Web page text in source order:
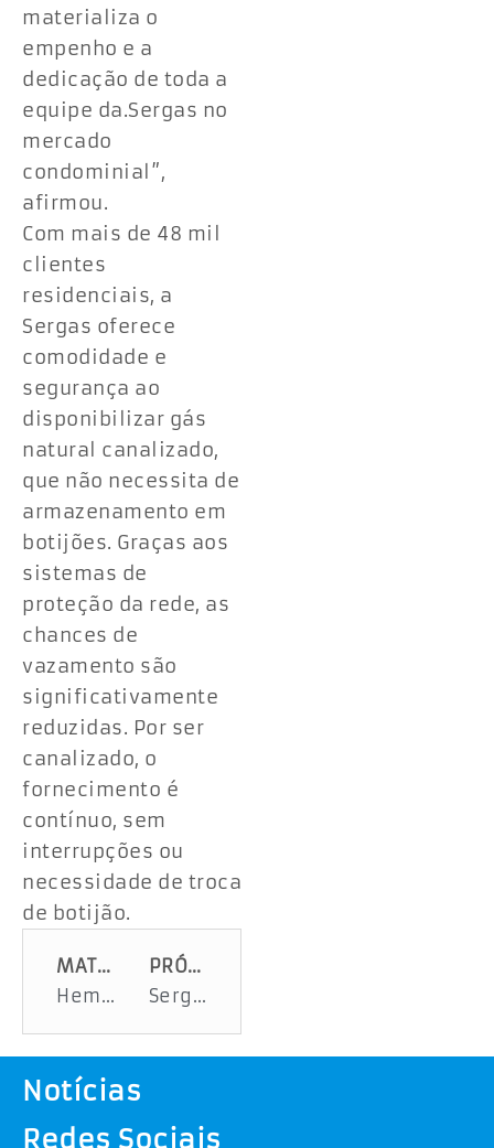
materializa o
empenho e a
dedicação de toda a
equipe da.Sergas no
mercado
condominial”,
afirmou.
Com mais de 48 mil
clientes
residenciais, a
Sergas oferece
comodidade e
segurança ao
disponibilizar gás
natural canalizado,
que não necessita de
armazenamento em
botijões. Graças aos
sistemas de
proteção da rede, as
chances de
vazamento são
significativamente
reduzidas. Por ser
canalizado, o
fornecimento é
contínuo, sem
interrupções ou
necessidade de troca
de botijão.
MATÉRIA ANTERIOR
Hemose receberá grupos e doadores para confraternização em homenagem ao Dia Nacional do Doador
PRÓXIMA MATÉRIA
Sergipe se destaca no Chile ao apresentar dados de redução da fome e estruturação da segurança alimentar
Notícias
Redes Sociais